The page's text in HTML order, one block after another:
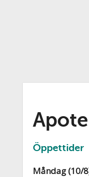
Öppettider
Måndag (10/